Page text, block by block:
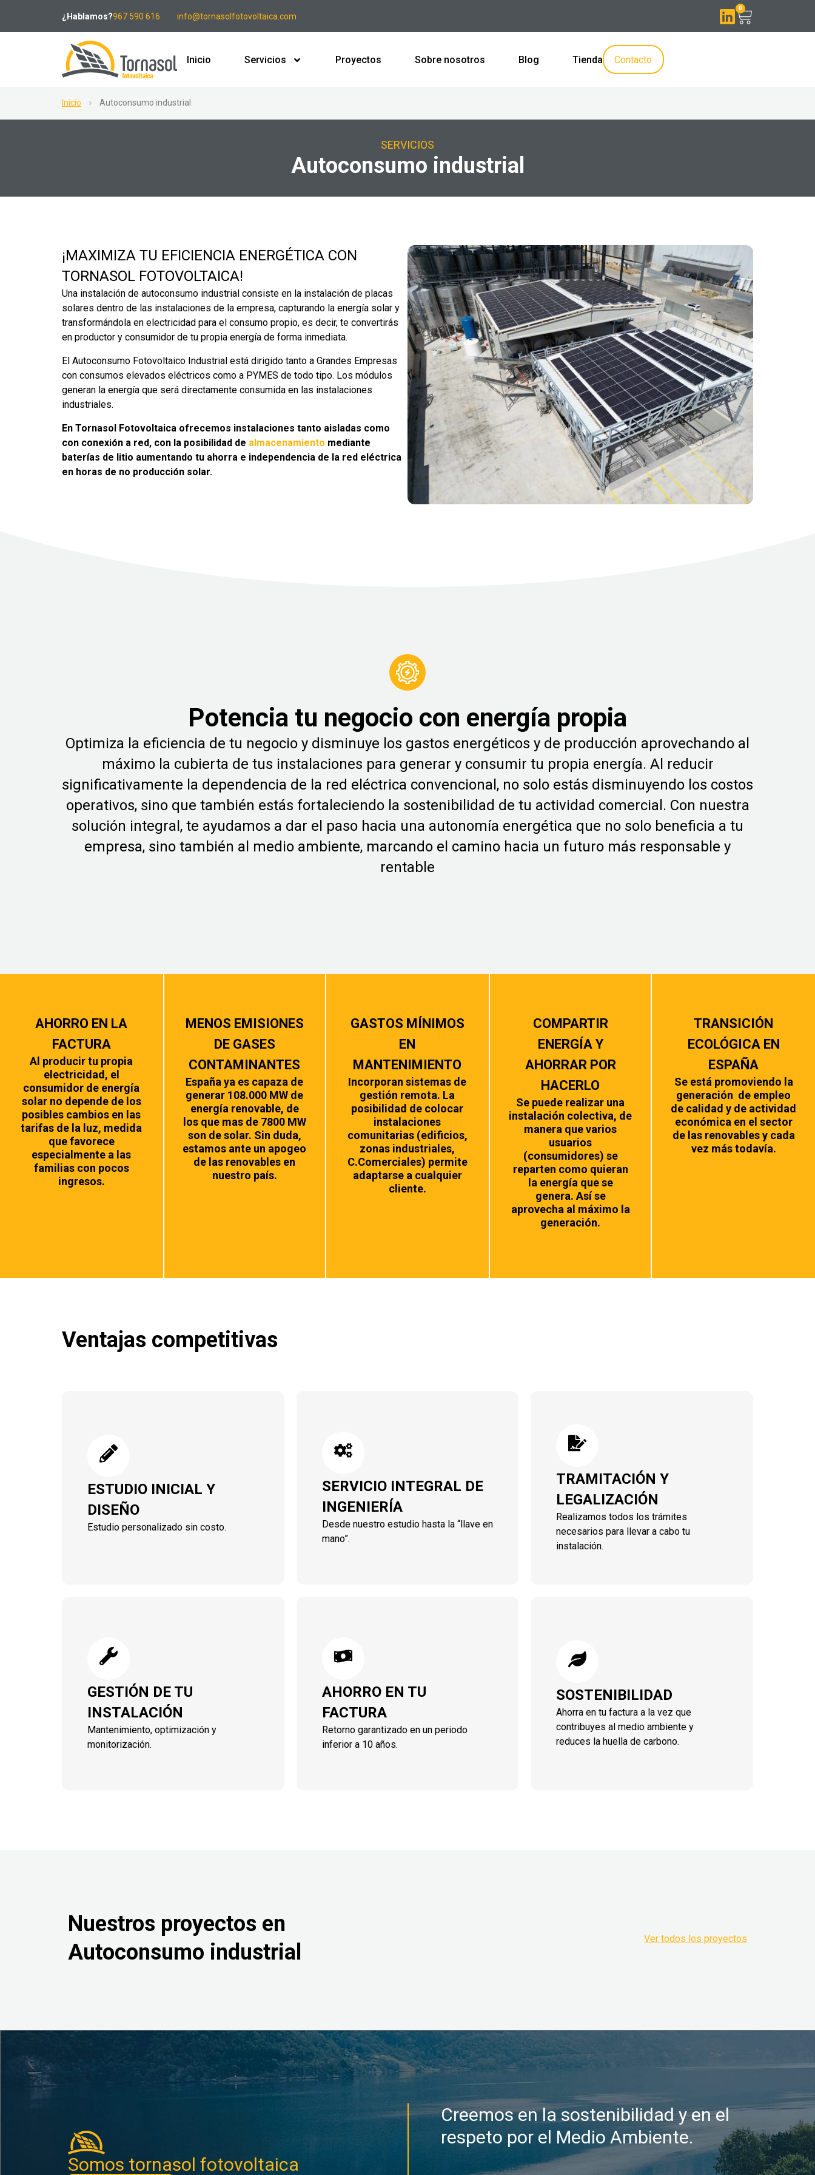
¿Hablamos?967 590 616 info@tornasolfotovoltaica.com
0
Inicio Servicios Proyectos Sobre nosotros Blog Tienda Contacto
Inicio Autoconsumo industrial
SERVICIOS
Autoconsumo industrial
¡MAXIMIZA TU EFICIENCIA ENERGÉTICA CON
TORNASOL FOTOVOLTAICA!
Una instalación de autoconsumo industrial consiste en la instalación de placas
solares dentro de las instalaciones de la empresa, capturando la energía solar y
transformándola en electricidad para el consumo propio, es decir, te convertirás
en productor y consumidor de tu propia energía de forma inmediata.
El Autoconsumo Fotovoltaico Industrial está dirigido tanto a Grandes Empresas
con consumos elevados eléctricos como a PYMES de todo tipo. Los módulos
generan la energía que será directamente consumida en las instalaciones
industriales.
En Tornasol Fotovoltaica ofrecemos instalaciones tanto aisladas como
con conexión a red, con la posibilidad de almacenamiento mediante
baterías de litio aumentando tu ahorra e independencia de la red eléctrica
en horas de no producción solar.
Potencia tu negocio con energía propia
Optimiza la eficiencia de tu negocio y disminuye los gastos energéticos y de producción aprovechando al
máximo la cubierta de tus instalaciones para generar y consumir tu propia energía. Al reducir
significativamente la dependencia de la red eléctrica convencional, no solo estás disminuyendo los costos
operativos, sino que también estás fortaleciendo la sostenibilidad de tu actividad comercial. Con nuestra
solución integral, te ayudamos a dar el paso hacia una autonomía energética que no solo beneficia a tu
empresa, sino también al medio ambiente, marcando el camino hacia un futuro más responsable y
rentable
AHORRO EN LA
FACTURA
Al producir tu propia
electricidad, el
consumidor de energía
solar no depende de los
posibles cambios en las
tarifas de la luz, medida
que favorece
especialmente a las
familias con pocos
ingresos.
MENOS EMISIONES
DE GASES
CONTAMINANTES
España ya es capaza de
generar 108.000 MW de
energía renovable, de
los que mas de 7800 MW
son de solar. Sin duda,
estamos ante un apogeo
de las renovables en
nuestro país.
GASTOS MÍNIMOS
EN
MANTENIMIENTO
Incorporan sistemas de
gestión remota. La
posibilidad de colocar
instalaciones
comunitarias (edificios,
zonas industriales,
C.Comerciales) permite
adaptarse a cualquier
cliente.
COMPARTIR
ENERGÍA Y
AHORRAR POR
HACERLO
Se puede realizar una
instalación colectiva, de
manera que varios
usuarios
(consumidores) se
reparten como quieran
la energía que se
genera. Así se
aprovecha al máximo la
generación.
TRANSICIÓN
ECOLÓGICA EN
ESPAÑA
Se está promoviendo la
generación de empleo
de calidad y de actividad
económica en el sector
de las renovables y cada
vez más todavía.
Ventajas competitivas
ESTUDIO INICIAL Y
DISEÑO
Estudio personalizado sin costo.
SERVICIO INTEGRAL DE
INGENIERÍA
Desde nuestro estudio hasta la “llave en
mano”.
TRAMITACIÓN Y
LEGALIZACIÓN
Realizamos todos los trámites
necesarios para llevar a cabo tu
instalación.
GESTIÓN DE TU
INSTALACIÓN
Mantenimiento, optimización y
monitorización.
AHORRO EN TU
FACTURA
Retorno garantizado en un periodo
inferior a 10 años.
SOSTENIBILIDAD
Ahorra en tu factura a la vez que
contribuyes al medio ambiente y
reduces la huella de carbono.
Nuestros proyectos en
Autoconsumo industrial
Ver todos los proyectos
Somos tornasol fotovoltaica
Creemos en la sostenibilidad y en el
respeto por el Medio Ambiente.